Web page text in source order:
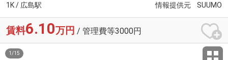
1K / 広島駅 情報提供元 SUUMO
賃料6.10万円 / 管理費等3000円
1 /15